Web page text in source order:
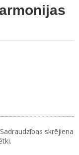
skrējiena